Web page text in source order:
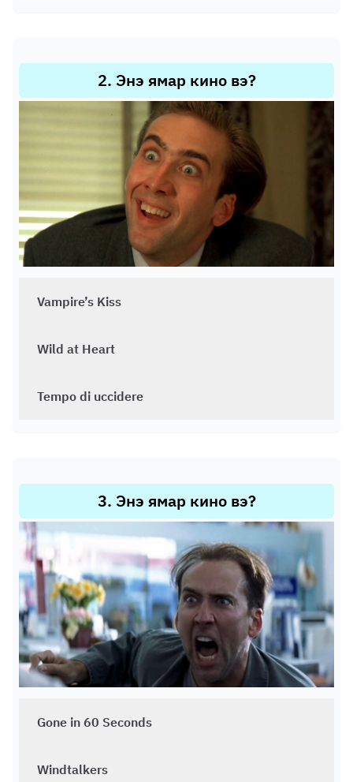
2. Энэ ямар кино вэ?
Vampire’s Kiss
Wild at Heart
Tempo di uccidere
3. Энэ ямар кино вэ?
Gone in 60 Seconds
Windtalkers